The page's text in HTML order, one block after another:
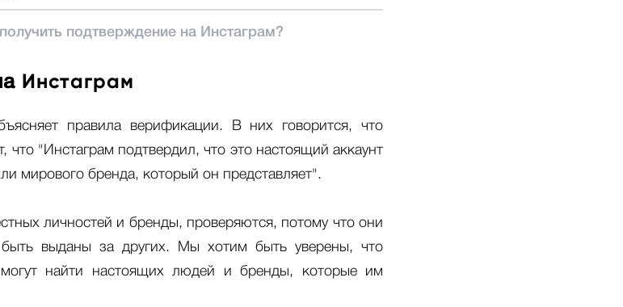
подтверждение на Инстаграм?
Инстаграм
правила верификации. В них говорится, что
что "Инстаграм подтвердил, что это настоящий аккаунт
мирового бренда, который он представляет".
личностей и бренды, проверяются, потому что они
выданы за других. Мы хотим быть уверены, что
могут найти настоящих людей и бренды, которые им